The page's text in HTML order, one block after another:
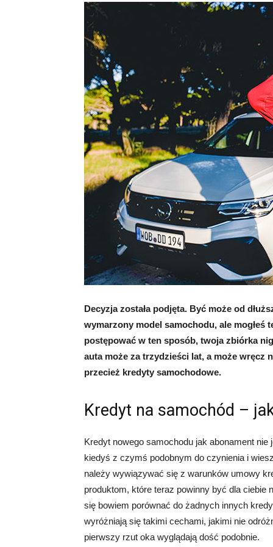
Decyzja została podjęta. Być może od
wymarzony model samochodu, ale mogłeś
postępować w ten sposób, twoja zbiórka
auta może za trzydzieści lat, a może wręcz
przecież kredyty samochodowe.
Kredyt na samochód –
Kredyt nowego samochodu jak abonament nie
kiedyś z czymś podobnym do czynienia i
należy wywiązywać się z warunków umowy
produktom, które teraz powinny być dla ciebie
się bowiem porównać do żadnych innych
wyróżniają się takimi cechami, jakimi nie
pierwszy rzut oka wyglądają dość podobnie.